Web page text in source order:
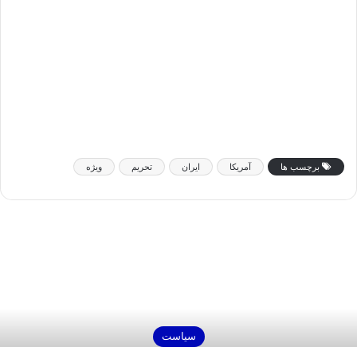
برچسب ها آمریکا ایران تحریم‌ ویژه
سیاست